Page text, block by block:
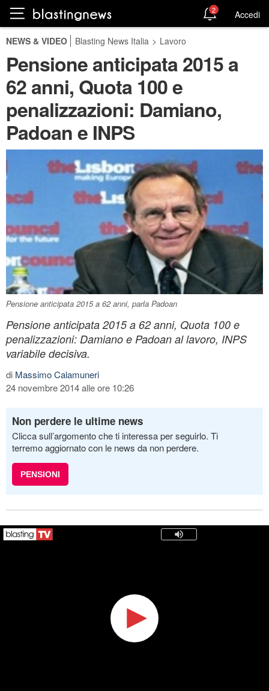
2 Accedi
NEWS & VIDEO Blasting News Italia > Lavoro
Pensione anticipata 2015 a
62 anni, Quota 100 e
penalizzazioni: Damiano,
Padoan e INPS
Pensione anticipata 2015 a 62 anni, parla Padoan
Pensione anticipata 2015 a 62 anni, Quota 100 e
penalizzazioni: Damiano e Padoan al lavoro, INPS
variabile decisiva.
di Massimo Calamuneri
24 novembre 2014 alle ore 10:26
Non perdere le ultime news
Clicca sull’argomento che ti interessa per seguirlo. Ti
terremo aggiornato con le news da non perdere.
PENSIONI